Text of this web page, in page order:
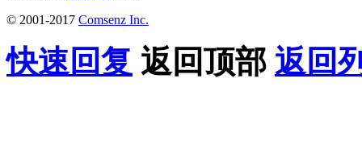
© 2001-2017 Comsenz Inc.
快速回复 返回顶部 返回